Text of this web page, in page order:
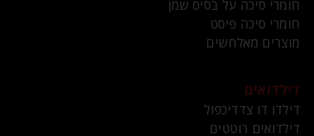
חומרי סיכה על בסיס שמן
חומרי סיכה פיסט
מוצרים מאלחשים
דילדואים
דילדו דו צדדיכפול
דילדואים רוטטים